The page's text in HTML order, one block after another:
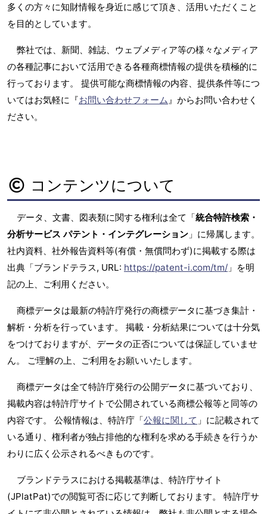
多くの方々に知財情報を身近に感じて頂き、活用いただくこと
を目的としています。
弊社では、新聞、雑誌、ウェブメディア等の様々なメディア
の各種記事において活用できる各種商標情報の提供を積極的に
行っております。 提供可能な商標情報の内容、提供条件等につ
いてはお気軽に『お問い合わせフォーム 』からお問い合わせく
ださい。
コンテンツについて
データ、文書、図表類に関する権利は全て「統合特許検索・
分析サービス パテント・インテグレーション 」に帰属します。
社内資料、社外報告資料等(有償・無償問わず)に掲載する際は
出典「ブランドテラス, URL: https://patent-i.com/tm/ 」を明
記の上、ご利用ください。
商標データは最新の特許庁発行の商標データに基づき集計・
解析・分析を行っています。 掲載・分析結果については十分気
をつけておりますが、データの正否については保証していませ
ん。 ご理解の上、ご利用をお願いいたします。
商標データは全て特許庁発行の公開データに基づいており、
掲載内容は特許庁サイトで公開されている商標公報等と同等の
内容です。 公報情報は、特許庁「公報に関して 」に記載されて
いる通り、権利者が独占排他的な権利を求める手続きを行うか
わりに広く公示されるべきものです。
ブランドテラスにおける掲載基準は、特許庁サイト
(JPlatPat)での閲覧可否に応じて判断しております。 特許庁サ